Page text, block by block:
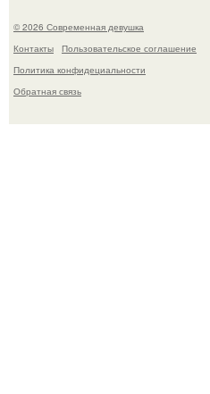
© 2026 Современная девушка
Контакты
Пользовательское соглашение
Политика конфидециальности
Обратная связь